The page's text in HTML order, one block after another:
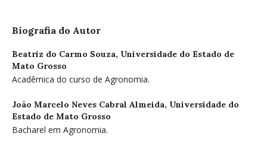
Biografia do Autor
Beatriz do Carmo Souza, Universidade do Estado de
Mato Grosso
Acadêmica do curso de Agronomia.
João Marcelo Neves Cabral Almeida, Universidade do
Estado de Mato Grosso
Bacharel em Agronomia.